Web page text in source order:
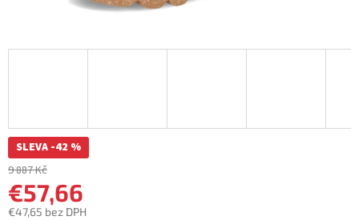
SLEVA -42 %
9 887 Kč
€57,66
€47,65 bez DPH